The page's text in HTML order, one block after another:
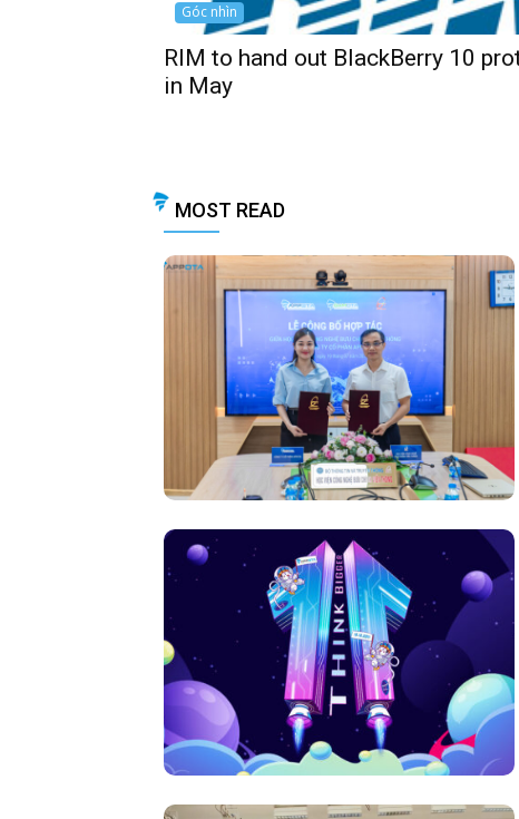
Góc nhìn
RIM to hand out BlackBerry 10
in May
MOST READ